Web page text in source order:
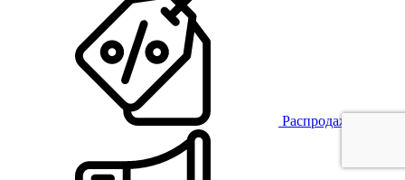
Распродажа